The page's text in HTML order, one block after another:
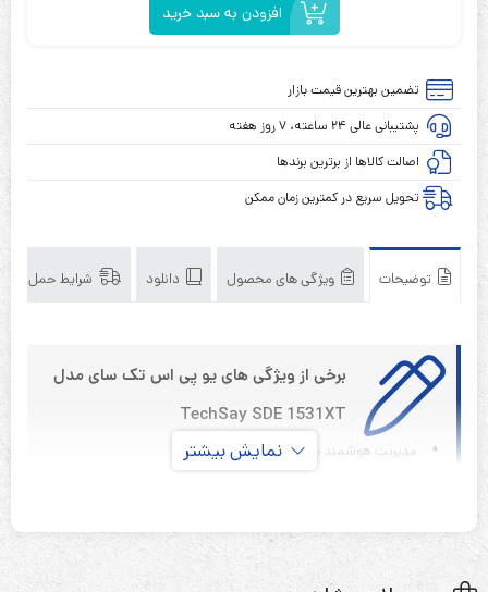
افزودن به سبد خرید
تضمین بهترین قیمت بازار
پشتیبانی عالی ۲۴ ساعته، ۷ روز هفته
اصالت کالاها از برترین برندها
تحویل سریع در کمترین زمان ممکن
توضیحات ویژگی های محصول دانلود شرایط حمل و
برخی از ویژگی های یو پی اس تک سای مدل
TechSay SDE 1531XT
*
مدیریت هوشمند باتری‌ها
*
شکل موج سینوسی کامل در خروجی
تکنولوژی موازی سازی دیجیتالی پیشرفته
نمایش بیشتر